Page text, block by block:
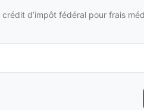
d’impôt fédéral pour frais